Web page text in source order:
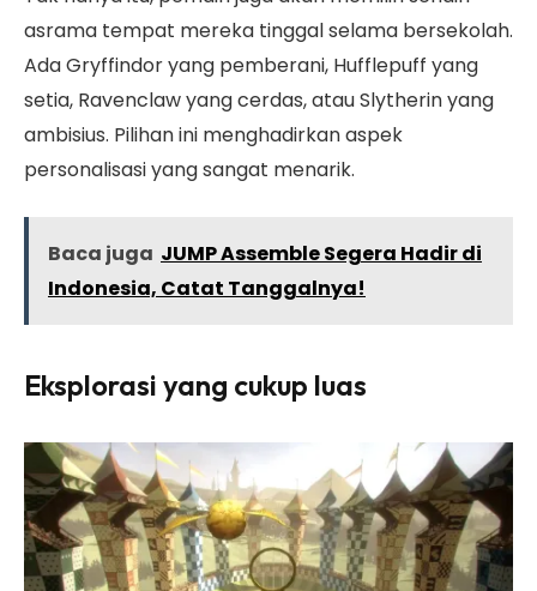
asrama tempat mereka tinggal selama bersekolah.
Ada Gryffindor yang pemberani, Hufflepuff yang
setia, Ravenclaw yang cerdas, atau Slytherin yang
ambisius. Pilihan ini menghadirkan aspek
personalisasi yang sangat menarik.
Baca juga JUMP Assemble Segera Hadir di
Indonesia, Catat Tanggalnya!
Eksplorasi yang cukup luas